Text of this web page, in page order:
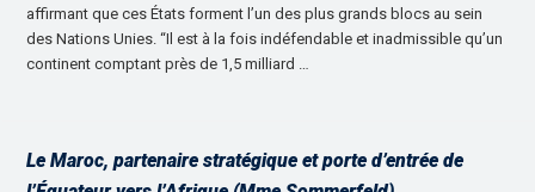
affirmant que ces États forment l’un des plus grands blocs au sein
des Nations Unies. “Il est à la fois indéfendable et inadmissible qu’un
continent comptant près de 1,5 milliard …
Le Maroc, partenaire stratégique et porte d’entrée de